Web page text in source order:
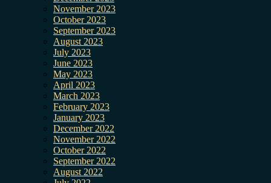
November 2023
October 2023
September 2023
August 2023
July 2023
June 2023
May 2023
April 2023
March 2023
February 2023
January 2023
December 2022
November 2022
October 2022
September 2022
August 2022